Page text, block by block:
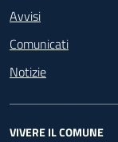
Avvisi
Comunicati
Notizie
VIVERE IL COMUNE